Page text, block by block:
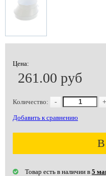
Цена:
261.00 руб
Количество: - +
Добавить к сравнению
В
Товар есть в наличии в 5